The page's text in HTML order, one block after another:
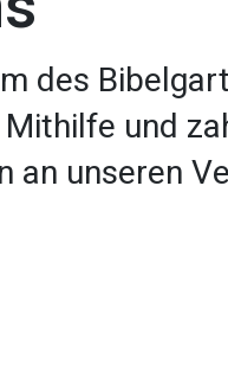
des
und
an unseren